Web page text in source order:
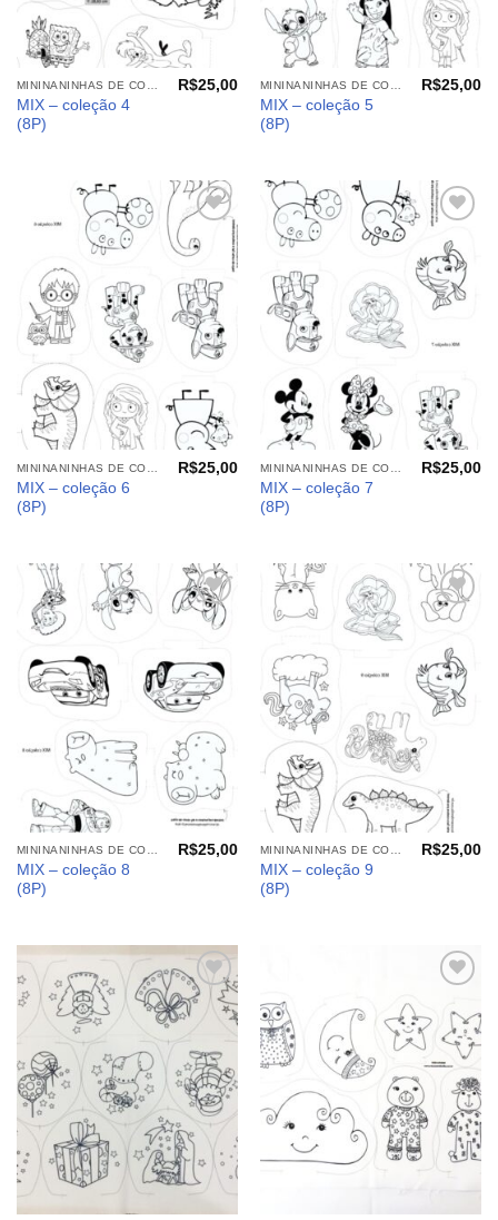
MININANINHAS DE COLORIR
MIX – coleção 4
(8P)
R$25,00 MININANINHAS DE COLORIR
MIX – coleção 5
(8P)
R$25,00
Adicionar
aos
desejos
MIX – coleção 6
(8P)
R$25,00
aos
meus
desejos
MIX – coleção 7
(8P)
R$25,00
Adicionar
desejos
MININANINHAS DE COLORIR
MIX – coleção 8
(8P)
R$25,00
Adicionar
meus
desejos
MININANINHAS DE COLORIR
MIX – coleção 9
(8P)
R$25,00
Adicionar
aos
desejos
aos
meus
desejos